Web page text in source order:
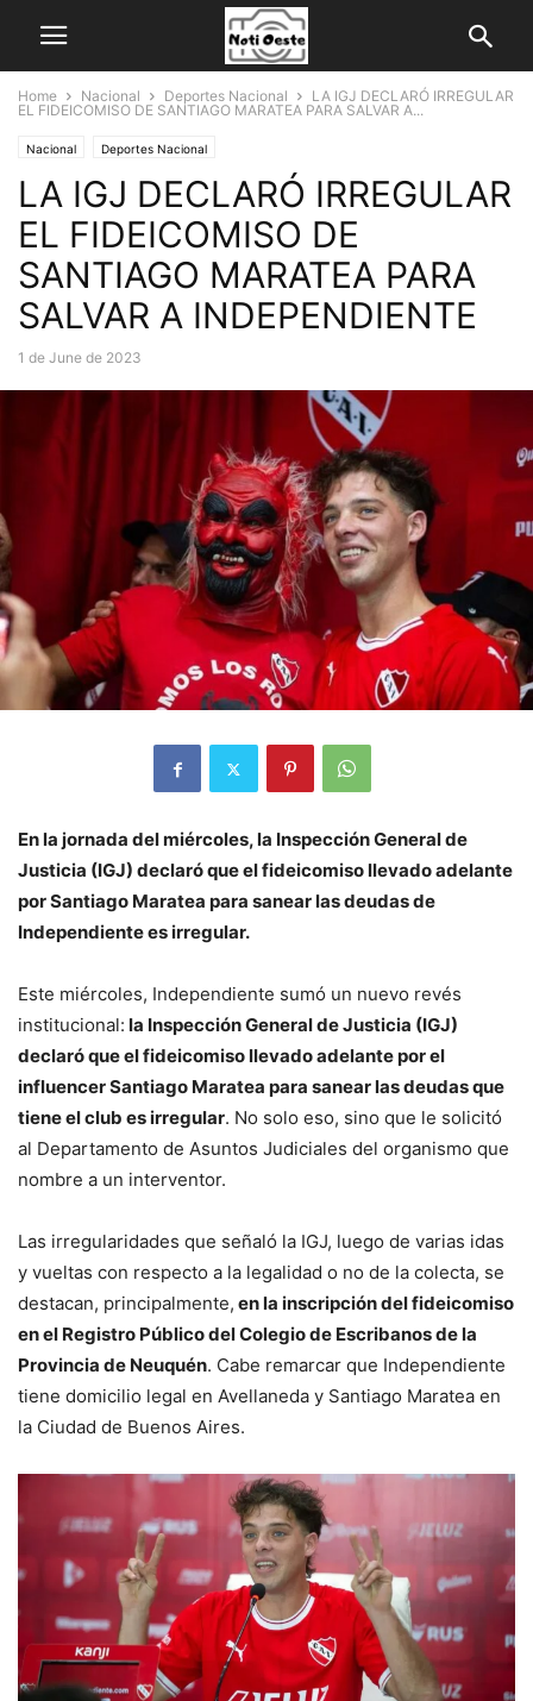
Home Nacional Deportes Nacional
LA IGJ DECLARÓ IRREGULAR
EL FIDEICOMISO DE SANTIAGO MARATEA PARA SALVAR A...
Nacional Deportes Nacional
LA IGJ DECLARÓ IRREGULAR
EL FIDEICOMISO DE
SANTIAGO MARATEA PARA
SALVAR A INDEPENDIENTE
1 de June de 2023
En la jornada del miércoles, la Inspección General de
Justicia (IGJ) declaró que el fideicomiso llevado adelante
por Santiago Maratea para sanear las deudas de
Independiente es irregular.
Este miércoles, Independiente sumó un nuevo revés
institucional: la Inspección General de Justicia (IGJ)
declaró que el fideicomiso llevado adelante por el
influencer Santiago Maratea para sanear las deudas que
tiene el club es irregular. No solo eso, sino que le solicitó
al Departamento de Asuntos Judiciales del organismo que
nombre a un interventor.
Las irregularidades que señaló la IGJ, luego de varias idas
y vueltas con respecto a la legalidad o no de la colecta, se
destacan, principalmente, en la inscripción del fideicomiso
en el Registro Público del Colegio de Escribanos de la
Provincia de Neuquén. Cabe remarcar que Independiente
tiene domicilio legal en Avellaneda y Santiago Maratea en
la Ciudad de Buenos Aires.